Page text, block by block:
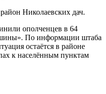
Николаевских дач.
ополченцев в 64
По информации штаба
остаётся в районе
к населённым пунктам